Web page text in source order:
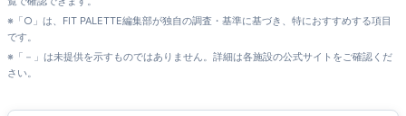
※「○」は、FIT PALETTE編集部が独自の調査・基準に基づき、特におすすめする項目
です。
※「－」は未提供を示すものではありません。詳細は各施設の公式サイトをご確認くだ
さい。